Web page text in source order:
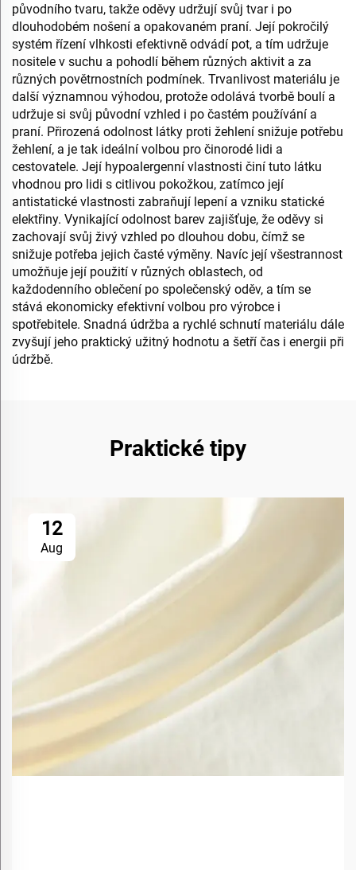
původního tvaru, takže oděvy udržují svůj tvar i po
dlouhodobém nošení a opakovaném praní. Její pokročilý
systém řízení vlhkosti efektivně odvádí pot, a tím udržuje
nositele v suchu a pohodlí během různých aktivit a za
různých povětrnostních podmínek. Trvanlivost materiálu je
další významnou výhodou, protože odolává tvorbě boulí a
udržuje si svůj původní vzhled i po častém používání a
praní. Přirozená odolnost látky proti žehlení snižuje potřebu
žehlení, a je tak ideální volbou pro činorodé lidi a
cestovatele. Její hypoalergenní vlastnosti činí tuto látku
vhodnou pro lidi s citlivou pokožkou, zatímco její
antistatické vlastnosti zabraňují lepení a vzniku statické
elektřiny. Vynikající odolnost barev zajišťuje, že oděvy si
zachovají svůj živý vzhled po dlouhou dobu, čímž se
snižuje potřeba jejich časté výměny. Navíc její všestrannost
umožňuje její použití v různých oblastech, od
každodenního oblečení po společenský oděv, a tím se
stává ekonomicky efektivní volbou pro výrobce i
spotřebitele. Snadná údržba a rychlé schnutí materiálu dále
zvyšují jeho praktický užitný hodnotu a šetří čas i energii při
údržbě.
Praktické tipy
12
Aug